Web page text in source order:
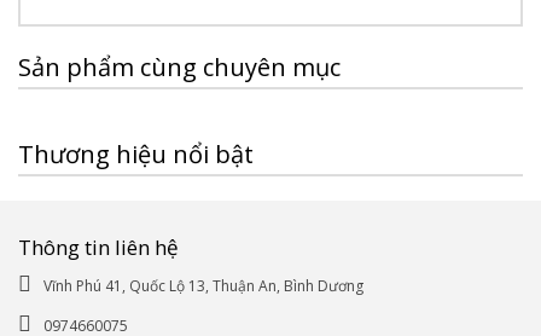
Sản phẩm cùng chuyên mục
Thương hiệu nổi bật
Thông tin liên hệ
Vĩnh Phú 41, Quốc Lộ 13, Thuận An, Bình Dương
0974660075